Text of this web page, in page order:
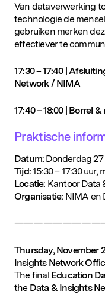
Van dataverwerking
technologie de
gebruiken merken
effectiever te
17:30 – 17:40 |
Network / NIMA
17:40 – 18:00 | Borrel
Praktische
Datum: Donderdag
Tijd:15:30 – 17:30
Locatie: Kantoor Data
Organisatie: NIMA en
Thursday, November
Insights Network
The final Education
the Data & Insights